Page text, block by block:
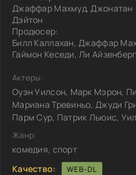
Джаффар Махмуд, Джонатан
Дэйтон
Продюсер:
Билл Каллахан, Джаффар
Гаймон Кеседи, Ли Айзенберг
Актеры:
Оуэн Уилсон, Марк Мэрон,
Мариана Тревиньо, Джуди
Парм Сур, Патрик Льюис,
Жанр:
комедия, спорт
Качество:
WEB-DL